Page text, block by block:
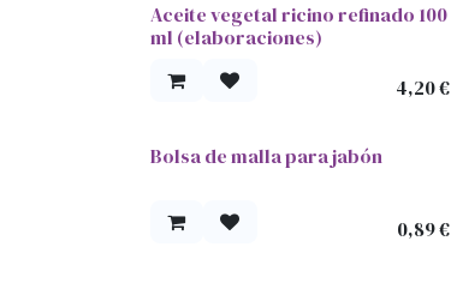
Aceite vegetal ricino refinado 100
ml (elaboraciones)
4,20€
Bolsa de malla para jabón
0,89€